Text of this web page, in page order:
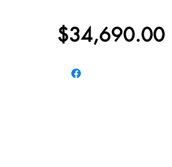
$34,690.00價